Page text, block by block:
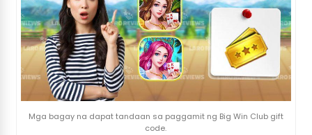
Mga bagay na dapat tandaan sa paggamit ng Big Win Club gift
code.